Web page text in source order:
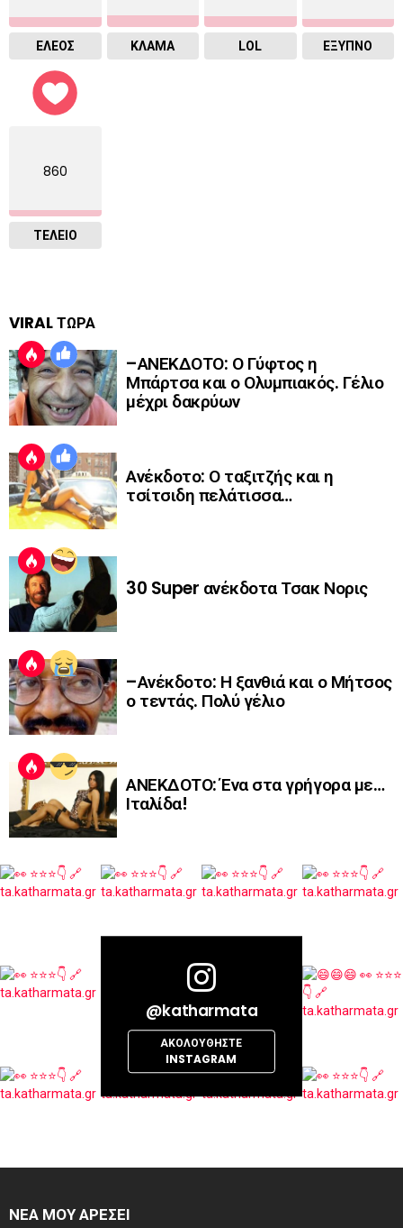
ΕΛΕΟΣ ΚΛΑΜΑ LOL ΈΞΥΠΝΟ
860
ΤΕΛΕΙΟ
VIRAL ΤΩΡΑ
–ΑΝΕΚΔΟΤΟ: Ο Γύφτος η
Μπάρτσα και ο Ολυμπιακός. Γέλιο
μέχρι δακρύων
Ανέκδοτο: Ο ταξιτζής και η
τσίτσιδη πελάτισσα…
30 Super ανέκδοτα Τσακ Νορις
–Ανέκδοτο: Η ξανθιά και ο Μήτσος
ο τεντάς. Πολύ γέλιο
ΑΝΕΚΔΟΤΟ: Ένα στα γρήγορα με…
Ιταλίδα!
@katharmata
ΑΚΟΛΟΥΘΉΣΤΕ
INSTAGRAM
ΝΕΑ ΜΟΥ ΑΡΕΣΕΙ